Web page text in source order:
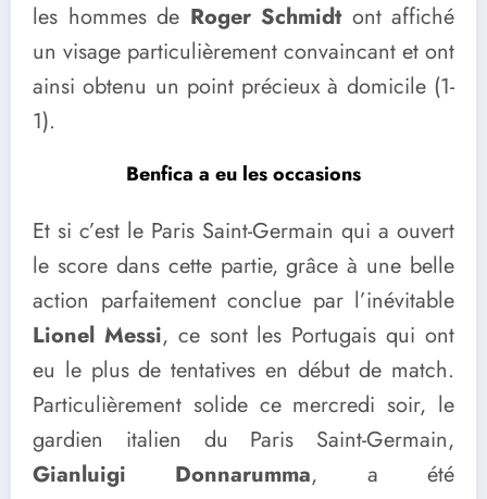
les hommes de Roger Schmidtont affiché
un visage particulièrement convaincant et ont
ainsi obtenu un point précieux à domicile (1-
1).
Benfica a eu les occasions
Et si c’est le Paris Saint-Germain qui a ouvert
le score dans cette partie, grâce à une belle
action parfaitement conclue par l’inévitable
Lionel Messi, ce sont les Portugais qui ont
eu le plus de tentatives en début de match.
Particulièrement solide ce mercredi soir, le
gardien italien du Paris Saint-Germain,
Gianluigi Donnarumma, a été